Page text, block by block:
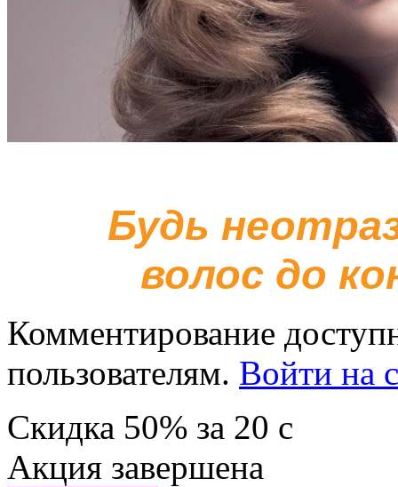
Будь
волос до
Комментирование
пользователям. Войти на
Скидка 50% за 20 c
Акция завершена